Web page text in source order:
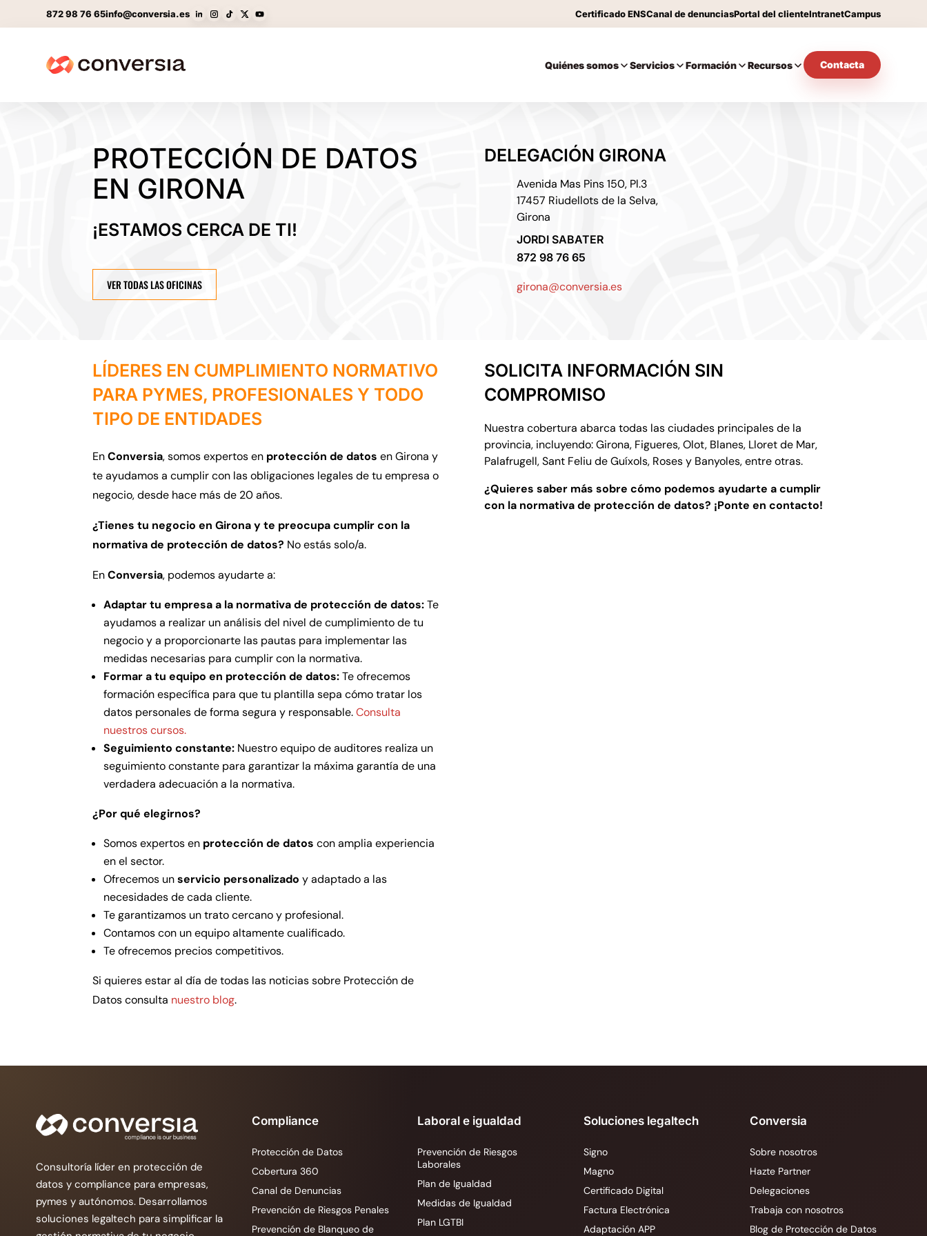
872 98 76 65info@conversia.es Certificado ENSCanal de denunciasPortal del clienteIntranetCampus
Quiénes somos Servicios Formación Recursos Contacta
PROTECCIÓN DE DATOS
EN GIRONA
¡ESTAMOS CERCA DE TI!
VER TODAS LAS OFICINAS
DELEGACIÓN GIRONA
Avenida Mas Pins 150, Pl.3
17457 Riudellots de la Selva,
Girona
JORDI SABATER
872 98 76 65
girona@conversia.es
LÍDERES EN CUMPLIMIENTO NORMATIVO
PARA PYMES, PROFESIONALES Y TODO
TIPO DE ENTIDADES
EnConversia,somos expertos en protección de datos en Girona y
te ayudamos a cumplir con las obligaciones legales de tu empresa o
negocio,desde hace más de 20 años.
¿Tienes tu negocio en Girona y te preocupa cumplir con la
normativa de protección de datos? No estás solo/a.
EnConversia, podemos ayudarte a:
Adaptar tu empresa a la normativa de protección de datos:Te
ayudamos a realizar un análisis del nivel de cumplimiento de tu
negocio y a proporcionarte las pautas para implementar las
medidas necesarias para cumplir con la normativa.
Formar a tu equipo en protección de datos:Te ofrecemos
formación específica para que tu plantilla sepa cómo tratar los
datos personales de forma segura y responsable.Consulta
nuestros cursos.
Seguimiento constante: Nuestro equipo de auditores realiza un
seguimiento constante para garantizar la máxima garantía de una
verdadera adecuación a la normativa.
¿Por qué elegirnos?
Somos expertos en protección de datos con amplia experiencia
en el sector.
Ofrecemos unservicio personalizado y adaptado a las
necesidades de cada cliente.
Te garantizamos un trato cercano y profesional.
Contamos con un equipo altamente cualificado.
Te ofrecemos precios competitivos.
Si quieres estar al día de todas las noticias sobre Protección de
Datos consulta nuestro blog.
SOLICITA INFORMACIÓN SIN
COMPROMISO
Nuestra cobertura abarca todas las ciudades principales de la
provincia, incluyendo: Girona, Figueres, Olot, Blanes, Lloret de Mar,
Palafrugell, Sant Feliu de Guíxols, Roses y Banyoles, entre otras.
¿Quieres saber más sobre cómo podemos ayudarte a cumplir
con la normativa de protección de datos? ¡Ponte en contacto!
Consultoría líder en protección de
datos y compliance para empresas,
pymes y autónomos. Desarrollamos
soluciones legaltech para simplificar la
Compliance
Protección de Datos
Cobertura 360
Canal de Denuncias
Prevención de Riesgos Penales
Prevención de Blanqueo de
Laboral e igualdad
Prevención de Riesgos
Laborales
Plan de Igualdad
Medidas de Igualdad
Plan LGTBI
Soluciones legaltech
Signo
Magno
Certificado Digital
Factura Electrónica
Adaptación APP
Conversia
Sobre nosotros
Hazte Partner
Delegaciones
Trabaja con nosotros
Blog de Protección de Datos